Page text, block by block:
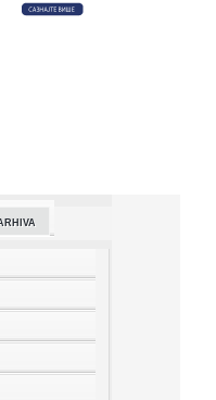
svaku vrstu
Cvijana: "Reč je o
transferi novca iz
Dine Merlina u